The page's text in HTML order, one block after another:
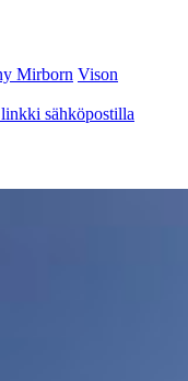
Mirborn Vison
sähköpostilla